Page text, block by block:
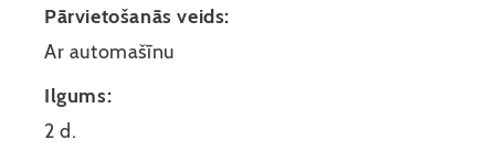
Pārvietošanās veids:
Ar automašīnu
Ilgums:
2 d.